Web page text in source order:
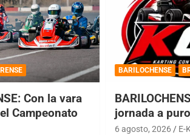
Con la vara
Campeonato
BARILOCHENSE
jornada a
6 agosto, 2026 E-